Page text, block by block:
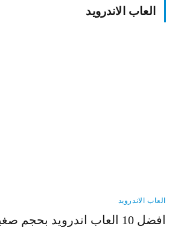
العاب الاندرويد
العاب الاندرويد
افضل 10 العاب اندرويد بحجم